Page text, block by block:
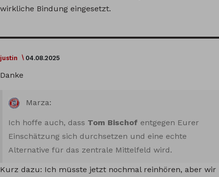
wirkliche Bindung eingesetzt.
justin 04.08.2025
Danke
Marza:
Ich hoffe auch, dass Tom Bischof entgegen Eurer
Einschätzung sich durchsetzen und eine echte
Alternative für das zentrale Mittelfeld wird.
Kurz dazu: Ich müsste jetzt nochmal reinhören, aber wir